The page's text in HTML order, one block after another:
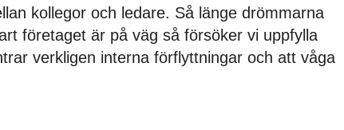
kollegor och ledare. Så länge drömmarna
företaget är på väg så försöker vi uppfylla
verkligen interna förflyttningar och att våga